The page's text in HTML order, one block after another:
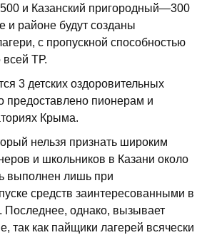
и Казанский пригородный—300
и районе будут созданы
с пропускной способностью
всей ТР.
3 детских оздоровительных
предоставлено пионерам и
Крыма.
нельзя признать широким
и школьников в Казани около
выполнен лишь при
средств заинтересованными в
Последнее, однако, вызывает
так как пайщики лагерей всячески